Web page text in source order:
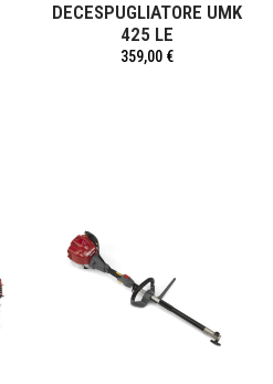
DECESPUGLIATORE UMK
425 LE
359,00 €